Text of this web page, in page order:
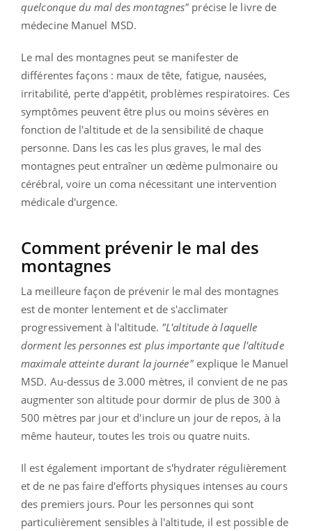
quelconque du mal des montagnes" précise le livre de
médecine Manuel MSD.
Le mal des montagnes peut se manifester de
différentes façons : maux de tête, fatigue, nausées,
irritabilité, perte d'appétit, problèmes respiratoires. Ces
symptômes peuvent être plus ou moins sévères en
fonction de l'altitude et de la sensibilité de chaque
personne. Dans les cas les plus graves, le mal des
montagnes peut entraîner un œdème pulmonaire ou
cérébral, voire un coma nécessitant une intervention
médicale d'urgence.
Comment prévenir le mal des
montagnes
La meilleure façon de prévenir le mal des montagnes
est de monter lentement et de s'acclimater
progressivement à l'altitude. "L'altitude à laquelle
dorment les personnes est plus importante que l'altitude
maximale atteinte durant la journée" explique le Manuel
MSD. Au-dessus de 3.000 mètres, il convient de ne pas
augmenter son altitude pour dormir de plus de 300 à
500 mètres par jour et d'inclure un jour de repos, à la
même hauteur, toutes les trois ou quatre nuits.
Il est également important de s'hydrater régulièrement
et de ne pas faire d'efforts physiques intenses au cours
des premiers jours. Pour les personnes qui sont
particulièrement sensibles à l'altitude, il est possible de